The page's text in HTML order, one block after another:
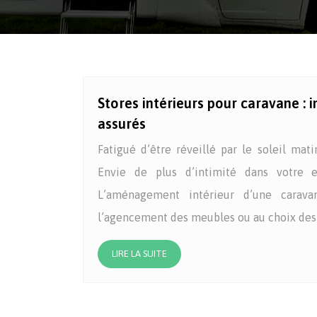
Stores intérieurs pour caravane
assurés
Fatigué d’être réveillé par le soleil
Envie de plus d’intimité dans votre
L’aménagement intérieur d’une
l’agencement des meubles ou au choix
LIRE LA SUITE